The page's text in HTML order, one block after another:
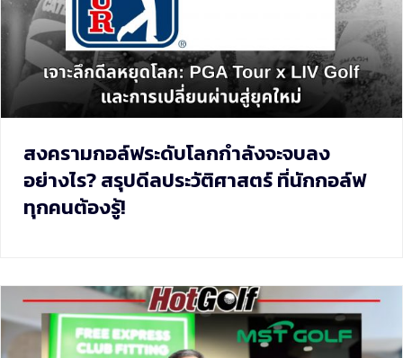
สงครามกอล์ฟระดับโลกกำลังจะจบลง
อย่างไร? สรุปดีลประวัติศาสตร์ ที่นักกอล์ฟ
ทุกคนต้องรู้!